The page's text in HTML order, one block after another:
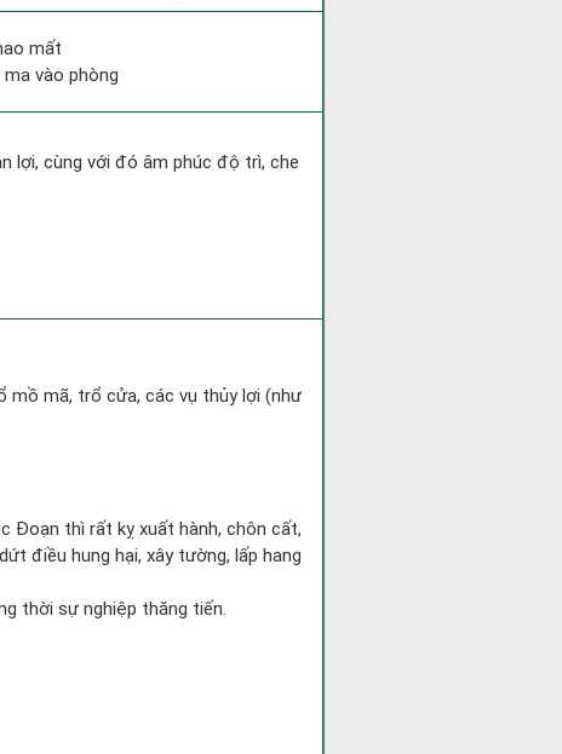
mất
vào phòng
lợi, cùng với đó âm phúc độ trì, che
mồ mã, trổ cửa, các vụ thủy lợi (như
Đoạn thì rất kỵ xuất hành, chôn cất,
điều hung hại, xây tường, lấp hang
thời sự nghiệp thăng tiến.